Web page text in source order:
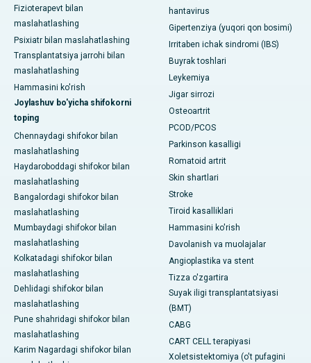
Fizioterapevt bilan
maslahatlashing
Psixiatr bilan maslahatlashing
Transplantatsiya jarrohi bilan
maslahatlashing
Hammasini ko'rish
Joylashuv bo'yicha shifokorni
toping
Chennaydagi shifokor bilan
maslahatlashing
Haydaroboddagi shifokor bilan
maslahatlashing
Bangalordagi shifokor bilan
maslahatlashing
Mumbaydagi shifokor bilan
maslahatlashing
Kolkatadagi shifokor bilan
maslahatlashing
Dehlidagi shifokor bilan
maslahatlashing
Pune shahridagi shifokor bilan
maslahatlashing
Karim Nagardagi shifokor bilan
hantavirus
Gipertenziya (yuqori qon bosimi)
Irritaben ichak sindromi (IBS)
Buyrak toshlari
Leykemiya
Jigar sirrozi
Osteoartrit
PCOD/PCOS
Parkinson kasalligi
Romatoid artrit
Skin shartlari
Stroke
Tiroid kasalliklari
Hammasini ko'rish
Davolanish va muolajalar
Angioplastika va stent
Tizza o'zgartira
Suyak iligi transplantatsiyasi
(BMT)
CABG
CART CELL terapiyasi
Xoletsistektomiya (o't pufagini